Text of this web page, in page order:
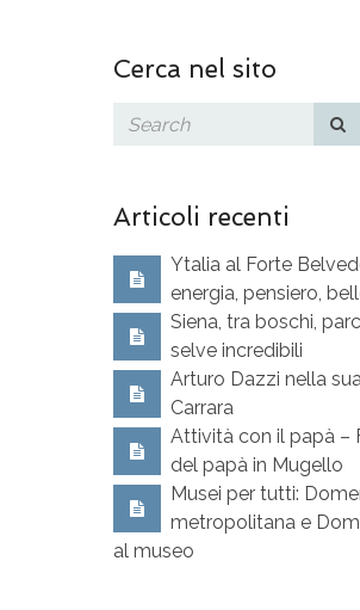
Cerca nel sito
Articoli recenti
Ytalia al Forte
energia, pensiero,
Siena, tra boschi,
selve incredibili
Arturo Dazzi nella
Carrara
Attività con il papà –
del papà in Mugello
Musei per tutti:
metropolitana e
al museo